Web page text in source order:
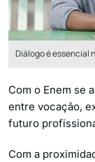
Diálogo é essencial
Com o Enem se
entre vocação,
futuro
Com a